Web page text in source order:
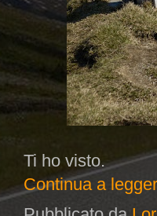
Ti ho visto.
Continua a